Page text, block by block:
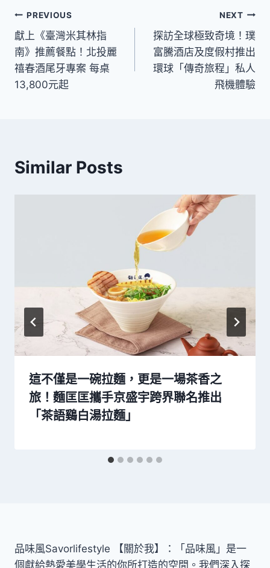
文
章
導
覽
PREVIOUS
獻上《臺灣米其林指
南》推薦餐點！北投麗
禧春酒尾牙專案 每桌
13,800元起
NEXT
探訪全球極致奇境！璞
富騰酒店及度假村推出
環球「傳奇旅程」私人
飛機體驗
Similar Posts
這不僅是一碗拉麵，更是一場茶香之
旅！麵匡匡攜手京盛宇跨界聯名推出
「茶語鷄白湯拉麵」
品味風Savorlifestyle 【關於我】：「品味風」是一
個獻給熱愛美學生活的你所打造的空間。我們深入探